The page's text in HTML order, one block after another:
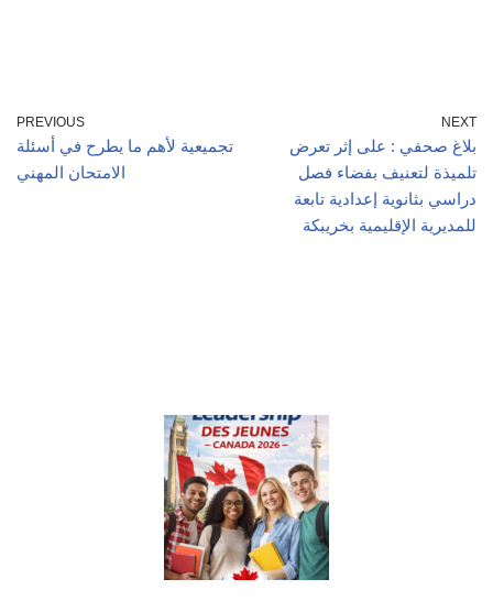
PREVIOUS
تجميعية لأهم ما يطرح في أسئلة
الامتحان المهني
NEXT
بلاغ صحفي : على إثر تعرض
تلميذة لتعنيف بفضاء فصل
دراسي بثانوية إعدادية تابعة
للمديرية الإقليمية بخريبكة